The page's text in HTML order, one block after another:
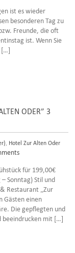
ist es wieder
besonderen Tag zu
Freunde, die oft
ist. Wenn Sie
[…]
ODER” 3
Hotel Zur Alten Oder
für 199,00€
Sonntag) Stil und
Restaurant „Zur
Gästen einen
Die gepflegten und
beeindrucken mit […]